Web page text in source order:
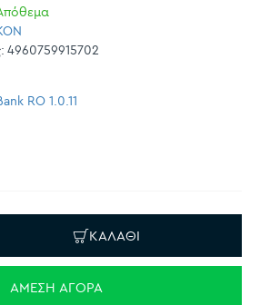
4960759915702
ΚΑΛΆΘΙ
ΆΜΕΣΗ ΑΓΟΡΆ